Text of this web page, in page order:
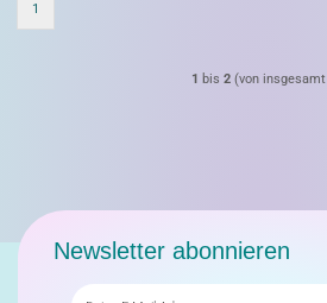
1
1 bis 2 (von insgesamt
Newsletter abonnieren